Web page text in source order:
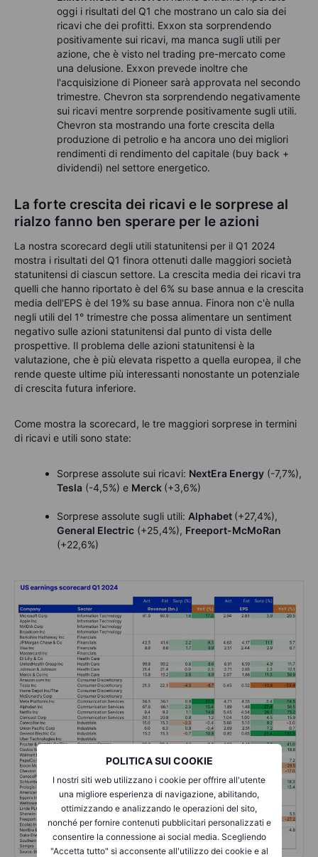
POLITICA SUI COOKIE
I nostri siti web utilizzano i cookie per offrire all'utente
una migliore esperienza di navigazione, abilitando,
ottimizzando e analizzando le operazioni del sito,
nonché per fornire contenuti pubblicitari personalizzati e
consentire la connessione ai social media. Scegliendo
"Accetta tutto" si acconsente all'utilizzo dei cookie e al
oggi i risultati del Q1 che mostrano un calo sia dei
ricavi che dei profitti. Exxon sta sorprendendo
positivamente sui ricavi, ma manca sugli utili per
azione, che è visto nel trading pre-mercato come
una delusione. Exxon prevede inoltre che
l'acquisizione di Pioneer sarà approvata nel secondo
trimestre. Chevron sta sorprendendo negativamente
sui ricavi mentre sorprende positivamente sugli utili.
Chevron sta mostrando una forte crescita della
produzione di petrolio e ha ancora uno dei migliori
rendimenti di rendimento del capitale (buy back +
dividendi) nel settore energetico.
La forte crescita dei ricavi e le sorprese al
rialzo fanno ben sperare per le azioni
La nostra scorecard degli utili statunitensi per il Q1 2024
mostra i risultati del Q1 finora ottenuti dalle maggiori società
statunitensi di ciascun settore. La crescita media dei ricavi tra
quelli che hanno riportato è del 6% su base annua e la crescita
media dell'EPS è del 19% su base annua. Finora non c'è nulla
negli utili del 1° trimestre che possa alimentare un sentiment
negativo sulle azioni statunitensi dal punto di vista delle
prospettive. Il problema delle azioni statunitensi è la
valutazione, che è più elevata rispetto a quella europea, il che
rende queste ultime più interessanti nonostante un potenziale
di crescita futura inferiore.
Come mostra la scorecard, le tre maggiori sorprese in termini
di ricavi e utili sono state:
Sorprese assolute sui ricavi: NextEra Energy (-7,7%),
Tesla (-4,5%) e Merck (+3,6%)
Sorprese assolute sugli utili: Alphabet (+27,4%),
General Electric (+25,4%), Freeport-McMoRan
(+22,6%)